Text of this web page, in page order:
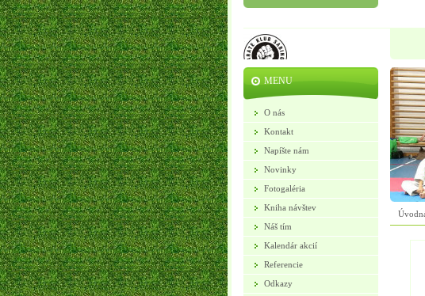
MENU
O nás
Kontakt
Napíšte nám
Novinky
Fotogaléria
Kniha návštev
Náš tím
Kalendár akcií
Referencie
Odkazy